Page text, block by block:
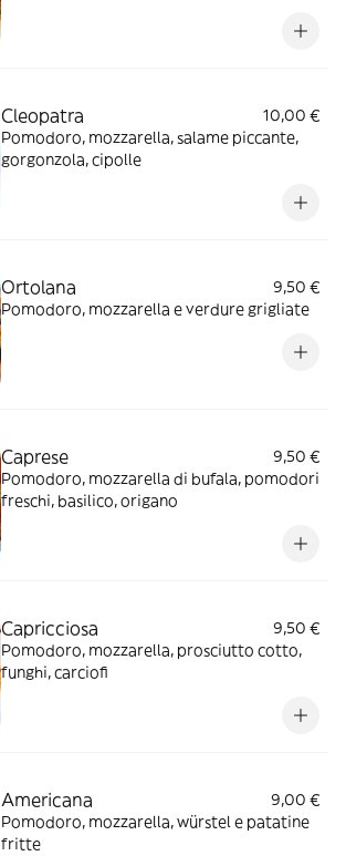
Cleopatra
10,00 €
Pomodoro, mozzarella, salame piccante,
gorgonzola, cipolle
Ortolana
9,50 €
Pomodoro, mozzarella e verdure grigliate
Caprese
9,50 €
Pomodoro, mozzarella di bufala, pomodori
freschi, basilico, origano
Capricciosa
9,50 €
Pomodoro, mozzarella, prosciutto cotto,
funghi, carciofi
Americana
9,00 €
Pomodoro, mozzarella, würstel e patatine
fritte